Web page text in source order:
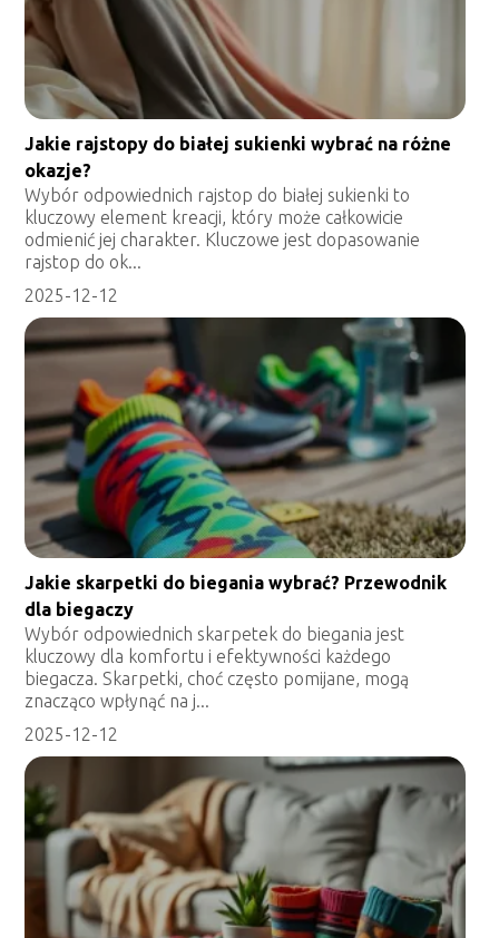
Jakie rajstopy do białej sukienki wybrać na różne
okazje?
Wybór odpowiednich rajstop do białej sukienki to
kluczowy element kreacji, który może całkowicie
odmienić jej charakter. Kluczowe jest dopasowanie
rajstop do ok...
2025-12-12
Jakie skarpetki do biegania wybrać? Przewodnik
dla biegaczy
Wybór odpowiednich skarpetek do biegania jest
kluczowy dla komfortu i efektywności każdego
biegacza. Skarpetki, choć często pomijane, mogą
znacząco wpłynąć na j...
2025-12-12